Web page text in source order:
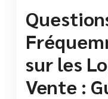
sur les
Vente :